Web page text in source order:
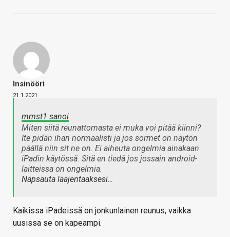
Insinööri
21.1.2021
mmst1 sanoi
Miten siitä reunattomasta ei muka voi pitää kiinni?
Ite pidän ihan normaalisti ja jos sormet on näytön
päällä niin sit ne on. Ei aiheuta ongelmia ainakaan
iPadin käytössä. Sitä en tiedä jos jossain android-
laitteissa on ongelmia.
Napsauta laajentaaksesi…
Kaikissa iPadeissä on jonkunlainen reunus, vaikka
uusissa se on kapeampi.